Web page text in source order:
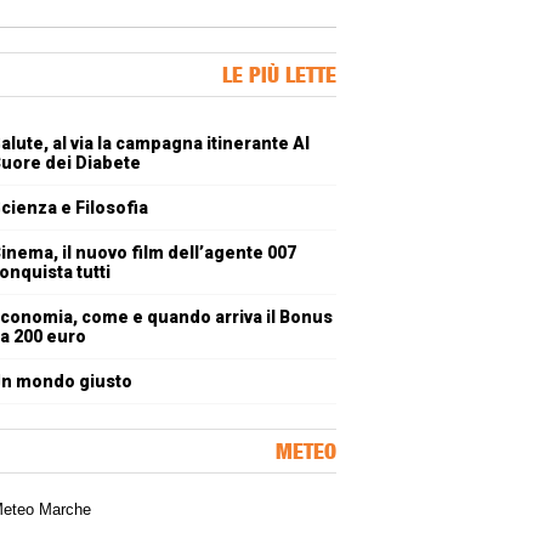
LE PIÙ LETTE
al via la campagna itinerante Al
dei Diabete
e Filosofia
il nuovo film dell’agente 007
tutti
come e quando arriva il Bonus
200 euro
mondo giusto
METEO
meteorologica delle Marche